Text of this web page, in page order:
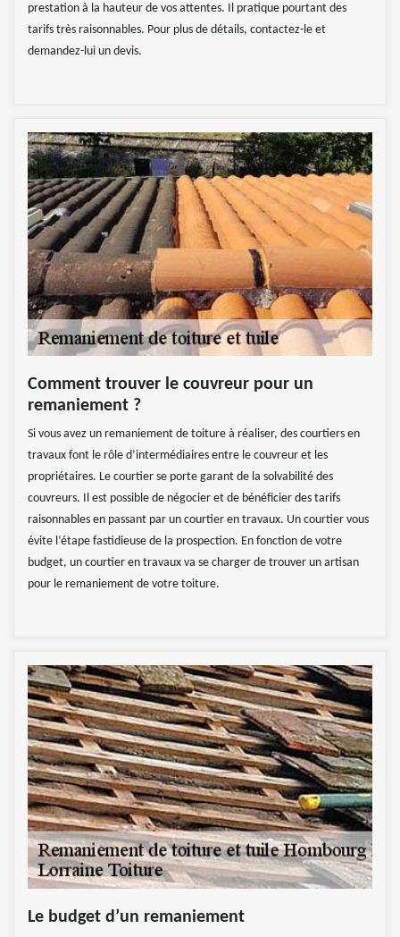
prestation à la hauteur de vos attentes. Il pratique pourtant des
tarifs très raisonnables. Pour plus de détails, contactez-le et
demandez-lui un devis.
Comment trouver le couvreur pour un
remaniement ?
Si vous avez un remaniement de toiture à réaliser, des courtiers en
travaux font le rôle d’intermédiaires entre le couvreur et les
propriétaires. Le courtier se porte garant de la solvabilité des
couvreurs. Il est possible de négocier et de bénéficier des tarifs
raisonnables en passant par un courtier en travaux. Un courtier vous
évite l’étape fastidieuse de la prospection. En fonction de votre
budget, un courtier en travaux va se charger de trouver un artisan
pour le remaniement de votre toiture.
Le budget d’un remaniement